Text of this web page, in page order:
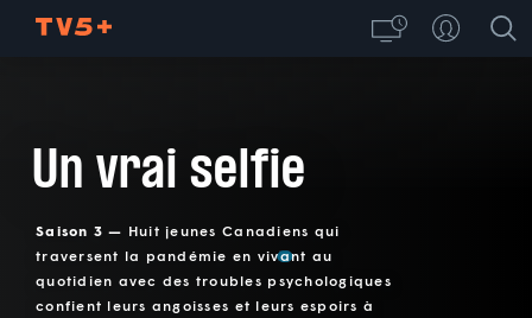
Un vrai selfie
Saison 3 — Huit jeunes Canadiens qui
traversent la pandémie en vivant au
quotidien avec des troubles psychologiques
confient leurs angoisses et leurs espoirs à